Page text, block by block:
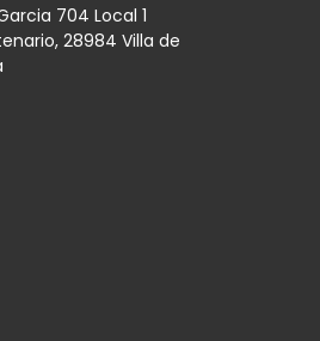
704 Local 1
28984 Villa de